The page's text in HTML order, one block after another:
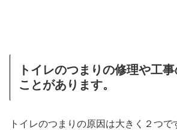
トイレのつまりの修理や工
ことがあります。
トイレのつまりの原因は大きく２つで